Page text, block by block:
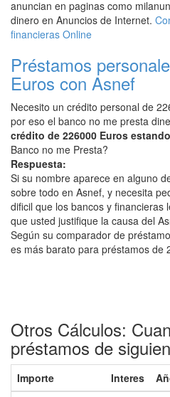
anuncian en paginas como
dinero en Anuncios de Internet.
financieras Online
Préstamos
Euros con Asnef
Necesito un crédito personal de
por eso el banco no me presta
crédito de 226000 Euros
Banco no me Presta?
Respuesta:
Si su nombre aparece en alguno
sobre todo en Asnef, y necesita
dificil que los bancos y financieras
que usted justifique la causa del
Según su comparador de
es más barato para préstamos de
Otros Cálculos:
préstamos de
Importe Interes